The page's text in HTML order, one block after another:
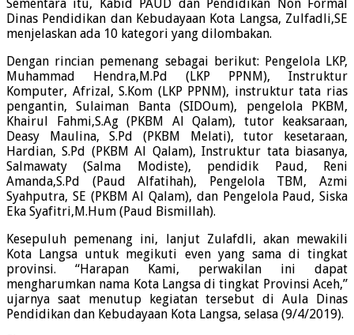
Sementara itu, Kabid PAUD dan Pendidikan Non Formal
Dinas Pendidikan dan Kebudayaan Kota Langsa, Zulfadli,SE
menjelaskan ada 10 kategori yang dilombakan.
Dengan rincian pemenang sebagai berikut: Pengelola LKP,
Muhammad Hendra,M.Pd (LKP PPNM), Instruktur
Komputer, Afrizal, S.Kom (LKP PPNM), instruktur tata rias
pengantin, Sulaiman Banta (SIDOum), pengelola PKBM,
Khairul Fahmi,S.Ag (PKBM Al Qalam), tutor keaksaraan,
Deasy Maulina, S.Pd (PKBM Melati), tutor kesetaraan,
Hardian, S.Pd (PKBM Al Qalam), Instruktur tata biasanya,
Salmawaty (Salma Modiste), pendidik Paud, Reni
Amanda,S.Pd (Paud Alfatihah), Pengelola TBM, Azmi
Syahputra, SE (PKBM Al Qalam), dan Pengelola Paud, Siska
Eka Syafitri,M.Hum (Paud Bismillah).
Kesepuluh pemenang ini, lanjut Zulafdli, akan mewakili
Kota Langsa untuk megikuti even yang sama di tingkat
provinsi. “Harapan Kami, perwakilan ini dapat
mengharumkan nama Kota Langsa di tingkat Provinsi Aceh,”
ujarnya saat menutup kegiatan tersebut di Aula Dinas
Pendidikan dan Kebudayaan Kota Langsa, selasa (9/4/2019).